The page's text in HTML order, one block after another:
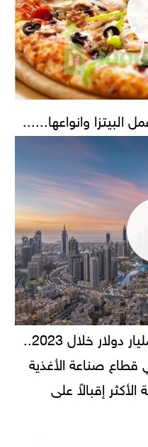
البيتزا وانواعها......
حجم استثمارات يصل لـ 94 مليار دولار خلال 2023..
صناعة الأغذية
إقبالاً على